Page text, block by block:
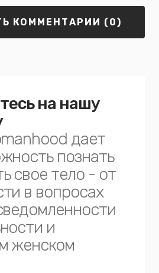
КОММЕНТАРИИ (0)
на нашу
дает
познать
свое тело - от
в вопросах
и
женском